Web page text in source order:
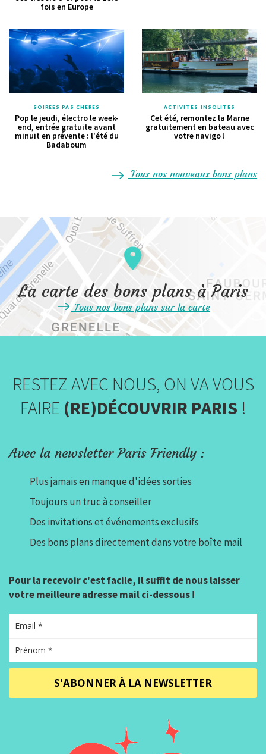
fois en Europe
SOIRÉES PAS CHÈRES
Pop le jeudi, électro le week-
end, entrée gratuite avant
minuit en prévente : l'été du
Badaboum
ACTIVITÉS INSOLITES
Cet été, remontez la Marne
gratuitement en bateau avec
votre navigo !
Tous nos nouveaux bons plans
La carte des bons plans à Paris
Tous nos bons plans sur la carte
RESTEZ AVEC NOUS, ON VA VOUS
FAIRE (RE)DÉCOUVRIR PARIS !
Avec la newsletter Paris Friendly :
Plus jamais en manque d'idées sorties
Toujours un truc à conseiller
Des invitations et événements exclusifs
Des bons plans directement dans votre boîte mail
Pour la recevoir c'est facile, il suffit de nous laisser
votre meilleure adresse mail ci-dessous !
S'ABONNER À LA NEWSLETTER